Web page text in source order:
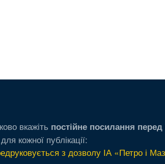
вкажіть постійне посилання
кожної публікації:
з дозволу ІА «Петро і